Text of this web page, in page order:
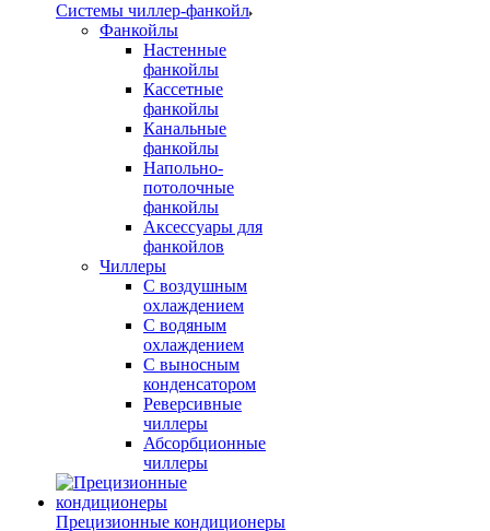
Системы чиллер-фанкойл
Фанкойлы
Настенные
фанкойлы
Кассетные
фанкойлы
Канальные
фанкойлы
Напольно-
потолочные
фанкойлы
Аксессуары для
фанкойлов
Чиллеры
С воздушным
охлаждением
С водяным
охлаждением
С выносным
конденсатором
Реверсивные
чиллеры
Абсорбционные
чиллеры
Прецизионные кондиционеры